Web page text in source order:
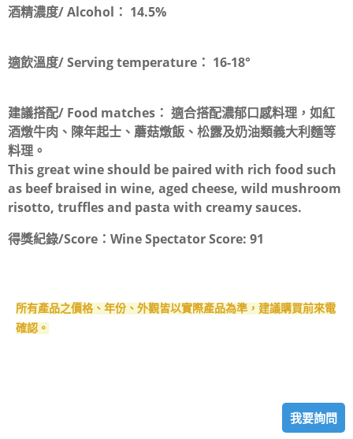
酒精濃度/ Alcohol： 14.5%
適飲溫度/ Serving temperature： 16-18°
建議搭配/ Food matches： 適合搭配濃郁口感料理，如紅
酒燉牛肉、陳年起士、蘑菇燉飯、松露及奶油類義大利麵等
料理。
This great wine should be paired with rich food such
as beef braised in wine, aged cheese, wild mushroom
risotto, truffles and pasta with creamy sauces.
得獎紀錄/Score： Wine Spectator Score: 91
所有產品之價格、年份、外觀皆以實際產品為準，建議購買前來電
確認。
我要詢問